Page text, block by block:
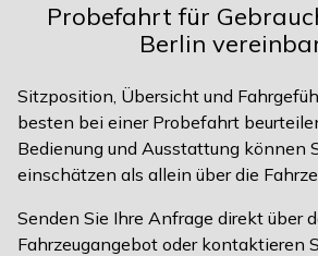
Probefahrt für
Berlin
Sitzposition, Übersicht und
besten bei einer Probefahrt
Bedienung und Ausstattung können
einschätzen als allein über die
Senden Sie Ihre Anfrage direkt über
Fahrzeugangebot oder kontaktieren